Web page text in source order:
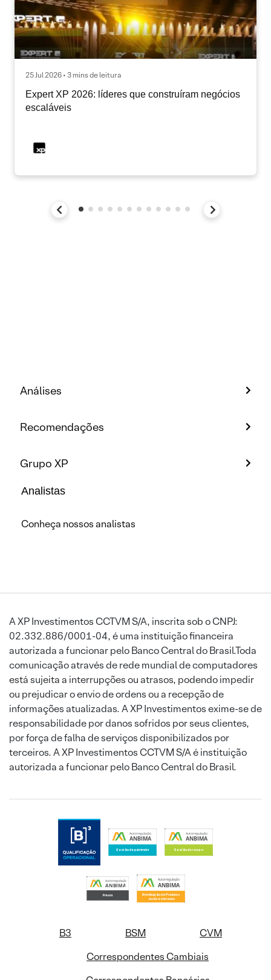
25 Jul 2026 • 3 mins de leitura
Expert XP 2026: líderes que construíram negócios
escaláveis
Análises
Recomendações
Grupo XP
Analistas
Conheça nossos analistas
A XP Investimentos CCTVM S/A, inscrita sob o CNPJ:
02.332.886/0001-04, é uma instituição financeira
autorizada a funcionar pelo Banco Central do Brasil.Toda
comunicação através de rede mundial de computadores
está sujeita a interrupções ou atrasos, podendo impedir
ou prejudicar o envio de ordens ou a recepção de
informações atualizadas. A XP Investimentos exime-se de
responsabilidade por danos sofridos por seus clientes,
por força de falha de serviços disponibilizados por
terceiros. A XP Investimentos CCTVM S/A é instituição
autorizada a funcionar pelo Banco Central do Brasil.
B3 BSM
CVM
Correspondentes Cambiais